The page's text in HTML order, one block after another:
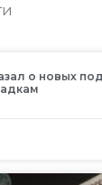
о новых